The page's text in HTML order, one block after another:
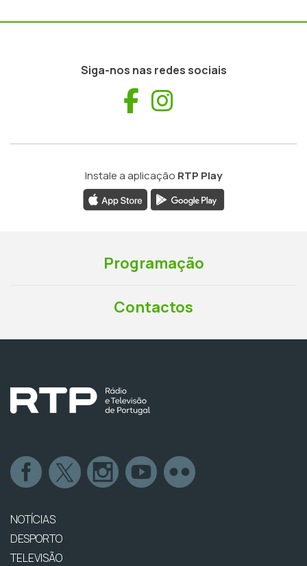
Siga-nos nas redes sociais
Facebook
Instale a aplicação RTP Play
Programação
Contactos
NOTÍCIAS
DESPORTO
TELEVISÃO